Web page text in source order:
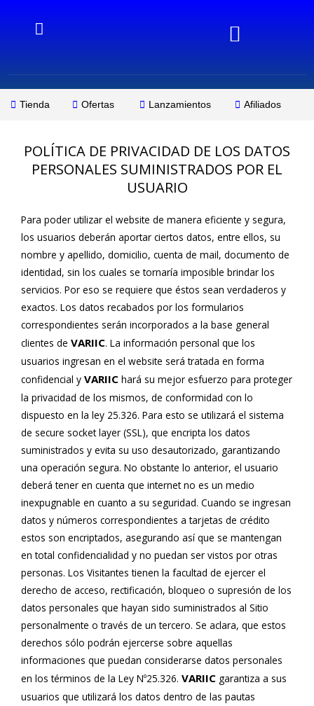
Tienda Ofertas Lanzamientos Afiliados
POLÍTICA DE PRIVACIDAD DE LOS DATOS
PERSONALES SUMINISTRADOS POR EL
USUARIO
Para poder utilizar el website de manera eficiente y segura,
los usuarios deberán aportar ciertos datos, entre ellos, su
nombre y apellido, domicilio, cuenta de mail, documento de
identidad, sin los cuales se tornaría imposible brindar los
servicios. Por eso se requiere que éstos sean verdaderos y
exactos. Los datos recabados por los formularios
correspondientes serán incorporados a la base general
clientes de VARIIC. La información personal que los
usuarios ingresan en el website será tratada en forma
confidencial y VARIIC hará su mejor esfuerzo para proteger
la privacidad de los mismos, de conformidad con lo
dispuesto en la ley 25.326. Para esto se utilizará el sistema
de secure socket layer (SSL), que encripta los datos
suministrados y evita su uso desautorizado, garantizando
una operación segura. No obstante lo anterior, el usuario
deberá tener en cuenta que internet no es un medio
inexpugnable en cuanto a su seguridad. Cuando se ingresan
datos y números correspondientes a tarjetas de crédito
estos son encriptados, asegurando así que se mantengan
en total confidencialidad y no puedan ser vistos por otras
personas. Los Visitantes tienen la facultad de ejercer el
derecho de acceso, rectificación, bloqueo o supresión de los
datos personales que hayan sido suministrados al Sitio
personalmente o través de un tercero. Se aclara, que estos
derechos sólo podrán ejercerse sobre aquellas
informaciones que puedan considerarse datos personales
en los términos de la Ley Nº25.326. VARIIC garantiza a sus
usuarios que utilizará los datos dentro de las pautas